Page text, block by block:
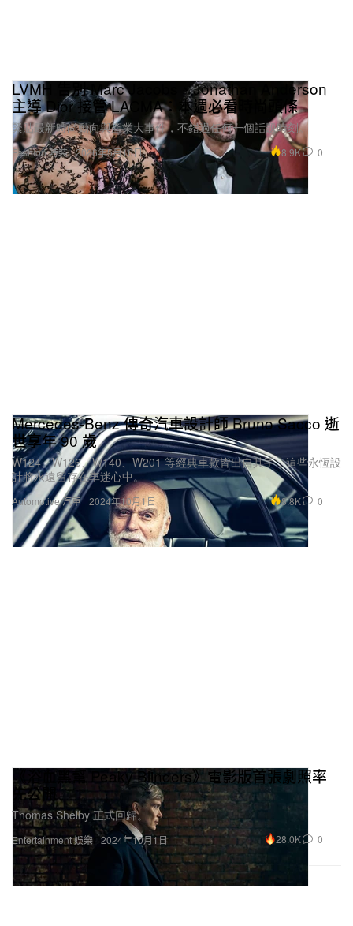
Fashion 時裝
LVMH 告別 Marc Jacobs、Jonathan Anderson
主導 Dior 接管 LACMA：本週必看時尚頭條
緊貼最新時尚動向與產業大事件，不錯過任何一個話題時刻。
2026年5月16日 8.9K 0
Automotive 汽車
Mercedes-Benz 傳奇汽車設計師 Bruno Sacco 逝
世享年 90 歲
W124、W126、W140、W201 等經典車款皆出自其手，這些永恆設
計將永遠留存在車迷心中。
2024年10月1日 8.8K 0
Entertainment 娛樂
《浴血黑幫 Peaky Blinders》電影版首張劇照率
先公開
Thomas Shelby 正式回歸。
2024年10月1日 28.0K 0